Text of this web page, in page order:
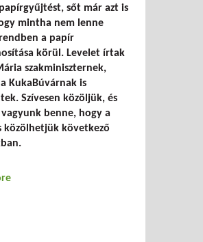
sőt már azt is
mintha nem lenne
a papír
körül. Levelet írtak
szakminiszternek,
KukaBúvárnak is
Szívesen közöljük, és
benne, hogy a
közölhetjük következő